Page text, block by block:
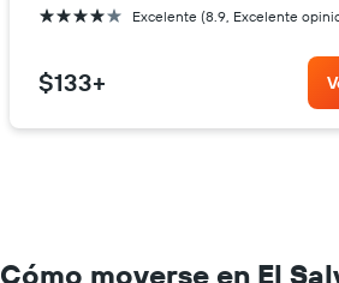
4 estrellas Excelente (8.9, Excelente
$133+
Cómo moverse en El